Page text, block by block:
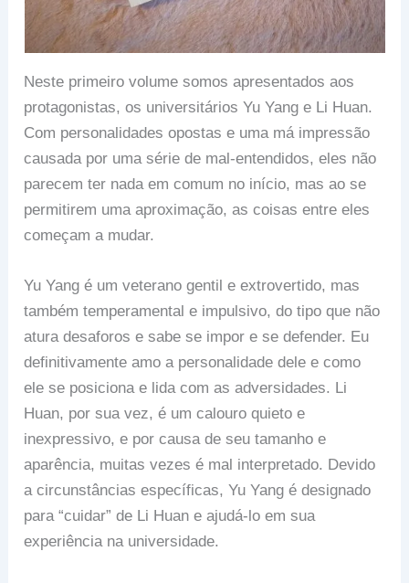
Neste primeiro volume somos apresentados aos
protagonistas, os universitários Yu Yang e Li Huan.
Com personalidades opostas e uma má impressão
causada por uma série de mal-entendidos, eles não
parecem ter nada em comum no início, mas ao se
permitirem uma aproximação, as coisas entre eles
começam a mudar.
Yu Yang é um veterano gentil e extrovertido, mas
também temperamental e impulsivo, do tipo que não
atura desaforos e sabe se impor e se defender. Eu
definitivamente amo a personalidade dele e como
ele se posiciona e lida com as adversidades. Li
Huan, por sua vez, é um calouro quieto e
inexpressivo, e por causa de seu tamanho e
aparência, muitas vezes é mal interpretado. Devido
a circunstâncias específicas, Yu Yang é designado
para “cuidar” de Li Huan e ajudá-lo em sua
experiência na universidade.